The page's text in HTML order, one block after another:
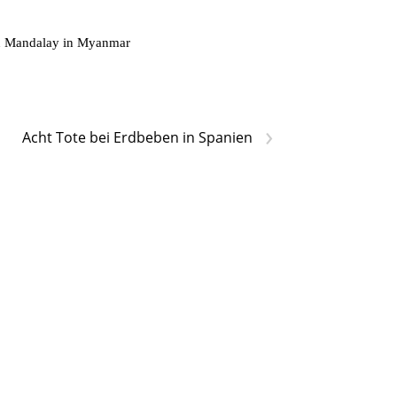
Mandalay in Myanmar
›
Acht Tote bei Erdbeben in Spanien